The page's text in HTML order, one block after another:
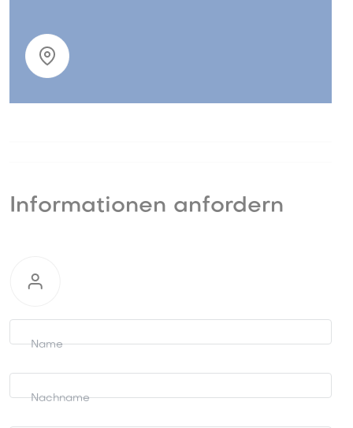
Informationen anfordern
Informationen
anfordern
Name
Nachname